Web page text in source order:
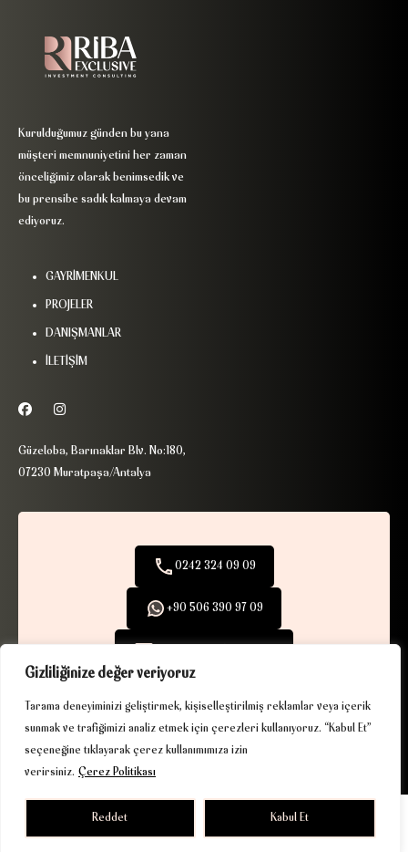
Gizliliğinize değer veriyoruz
Tarama deneyiminizi geliştirmek, kişiselleştirilmiş reklamlar veya içerik
sunmak ve trafiğimizi analiz etmek için çerezleri kullanıyoruz. “Kabul Et”
seçeneğine tıklayarak çerez kullanımımıza izin
verirsiniz. Çerez Politikası
Reddet Kabul Et
Kurulduğumuz günden bu yana
müşteri memnuniyetini her zaman
önceliğimiz olarak benimsedik ve
bu prensibe sadık kalmaya devam
ediyoruz.
GAYRİMENKUL
PROJELER
DANIŞMANLAR
İLETİŞİM
Güzeloba, Barınaklar Blv. No:180,
07230 Muratpaşa/Antalya
0242 324 09 09
+90 506 390 97 09
| Çerez Politikası
Driven by gurukafa.net
Riba Exclusive Gayrimenkul A.Ş